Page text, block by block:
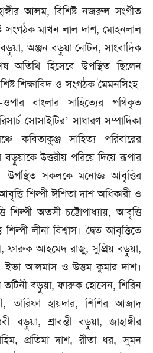
আলম, বিশিষ্ট নজরুল সংগীত
সংগঠক মাখন লাল দাশ, মোহনলাল
অঞ্জন বড়ুয়া নোটন, সাংবাদিক
অতিথি হিসেবে উপস্থিত ছিলেন
শিক্ষাবিদ ও সংগঠক মৈমনসিংহ-
বাংলার সাহিত্যের পথিকৃত
সোসাইটির’ সাধারণ সম্পাদিকা
কবিতাকুঞ্জ সাহিত্য পরিবারের
উত্তরীয় পরিয়ে দিয়ে রূপার
উপস্থিত সকলকে মনোজ্ঞ আবৃত্তির
শিল্পী ঈশিতা দাশ অধিকারী ও
অতসী চট্টোপাধ্যায়, আবৃত্তি
লীনা বিশ্বাস। দ্বৈত আবৃত্তিতে
ফারুক আহমেদ রাজু, সুপ্রিয় বড়ুয়া,
ইভা আলমাস ও উত্তম কুমার দাশ।
বড়ুয়া, ফারুক হোসেন, শিরিন
হায়দার, শিশির আজাদ
শ্রাবন্তী বড়ুয়া, জাহাঙ্গীর
প্রতিমা দাশ, রীতা ধর, সুমন